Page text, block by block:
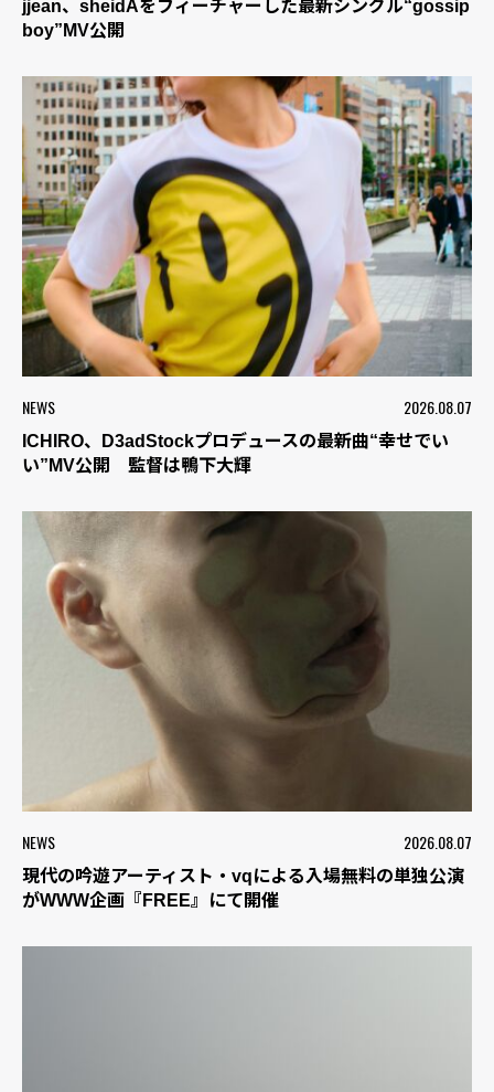
jjean、sheidAをフィーチャーした最新シングル“gossip
boy”MV公開
NEWS 2026.08.07
ICHIRO、D3adStockプロデュースの最新曲“幸せでい
い”MV公開 監督は鴨下大輝
NEWS 2026.08.07
現代の吟遊アーティスト・vqによる入場無料の単独公演
がWWW企画『FREE』にて開催